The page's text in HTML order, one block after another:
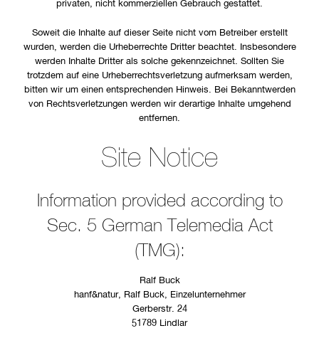
privaten, nicht kommerziellen Gebrauch gestattet.
Soweit die Inhalte auf dieser Seite nicht vom Betreiber erstellt
wurden, werden die Urheberrechte Dritter beachtet. Insbesondere
werden Inhalte Dritter als solche gekennzeichnet. Sollten Sie
trotzdem auf eine Urheberrechtsverletzung aufmerksam werden,
bitten wir um einen entsprechenden Hinweis. Bei Bekanntwerden
von Rechtsverletzungen werden wir derartige Inhalte umgehend
entfernen.
Site Notice
Information provided according to
Sec. 5 German Telemedia Act
(TMG):
Ralf Buck
hanf&natur, Ralf Buck, Einzelunternehmer
Gerberstr. 24
51789 Lindlar